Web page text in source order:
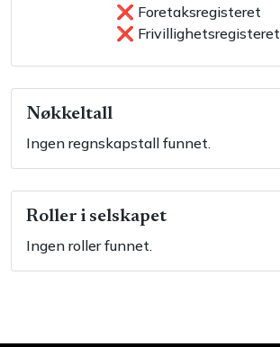
❌ Foretaksregisteret
❌ Frivillighetsregisteret
Nøkkeltall
Ingen regnskapstall funnet.
Roller i selskapet
Ingen roller funnet.